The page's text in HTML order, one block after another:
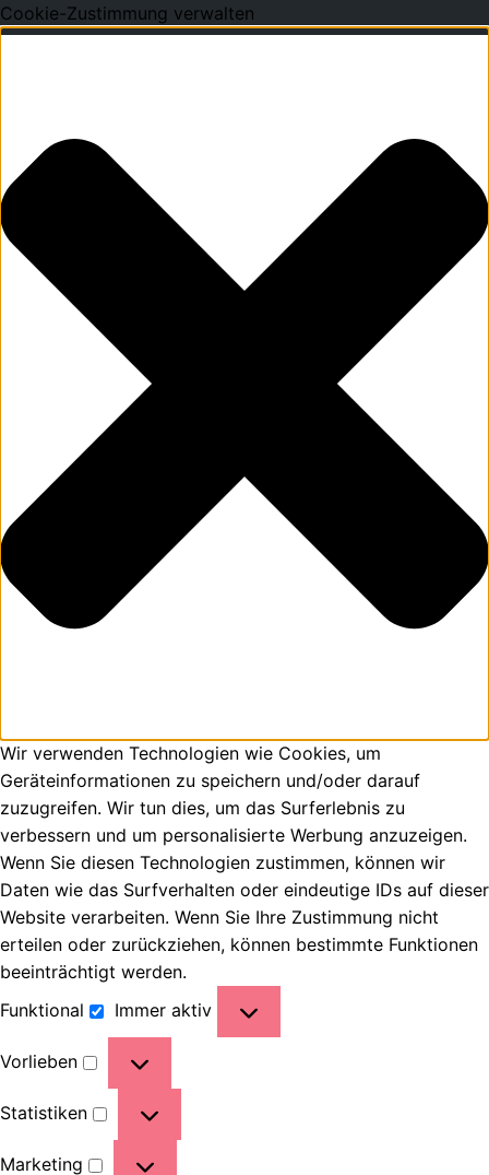
Cookie-Zustimmung verwalten
Wir verwenden Technologien wie Cookies, um
Geräteinformationen zu speichern und/oder darauf
zuzugreifen. Wir tun dies, um das Surferlebnis zu
verbessern und um personalisierte Werbung anzuzeigen.
Wenn Sie diesen Technologien zustimmen, können wir
Daten wie das Surfverhalten oder eindeutige IDs auf dieser
Website verarbeiten. Wenn Sie Ihre Zustimmung nicht
erteilen oder zurückziehen, können bestimmte Funktionen
beeinträchtigt werden.
Funktional
Immer aktiv
Vorlieben
Statistiken
Marketing